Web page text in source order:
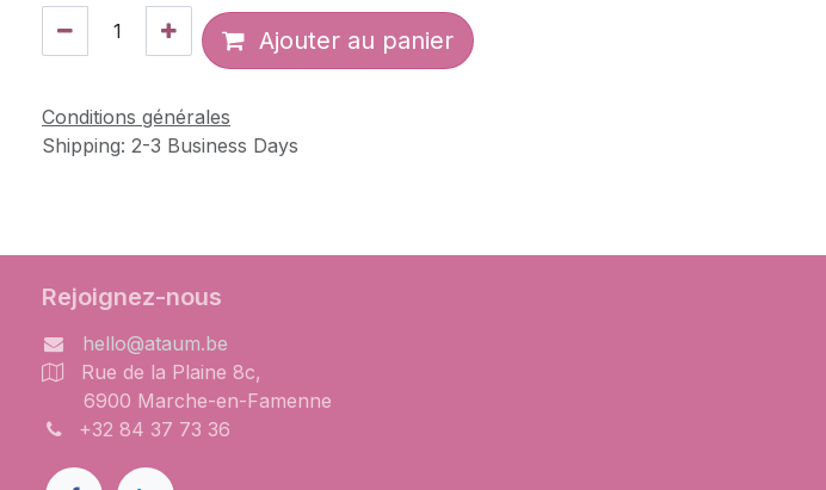
Ajouter au panier
Conditions générales
Shipping: 2-3 Business Days
Rejoignez-nous
hello@ataum.be
Rue de la Plaine 8c,
6900 Marche-en-Famenne
+32 84 37 73 36